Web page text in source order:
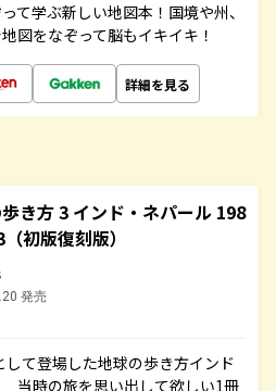
て学ぶ新しい地図本！国境や州、
図をなぞって脳もイキイキ！
詳細を見る
き方 3 インド・ネパール 198
初版復刻版）
発売
て登場した地球の歩き方インド
当時の旅を思い出して欲しい1冊